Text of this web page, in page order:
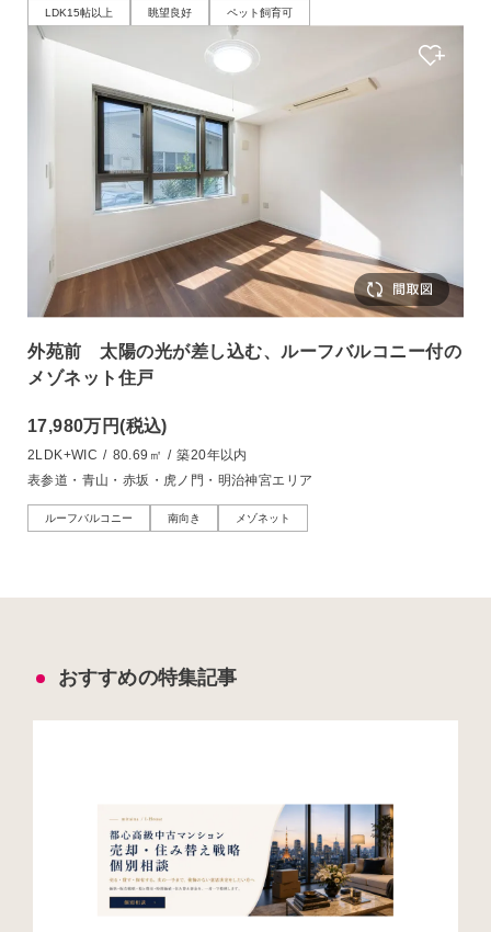
LDK15帖以上 眺望良好 ペット飼育可
外苑前 太陽の光が差し込む、ルーフバルコニー付の
メゾネット住戸
17,980万円(税込)
2LDK+WIC / 80.69㎡ / 築20年以内
表参道・青山・赤坂・虎ノ門・明治神宮エリア
ルーフバルコニー 南向き メゾネット
おすすめの特集記事